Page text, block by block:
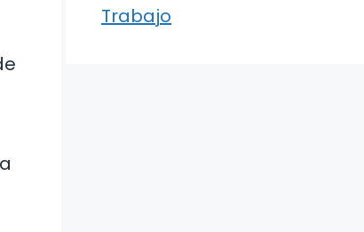
Trabajo